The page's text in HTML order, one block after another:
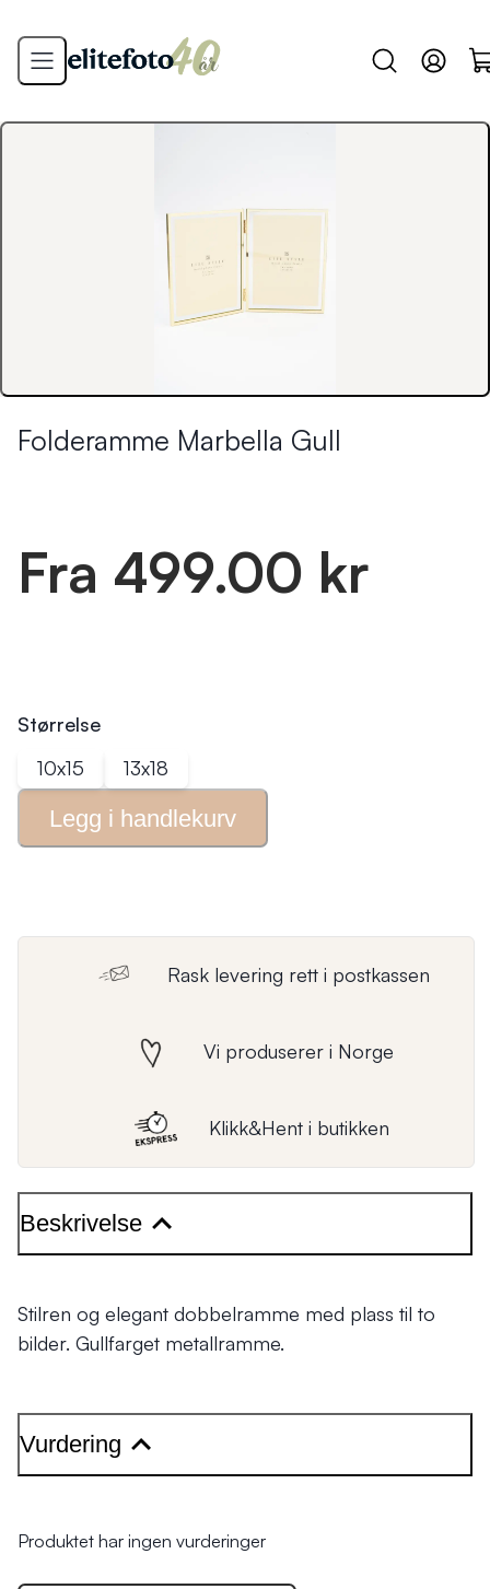
Folderamme Marbella Gull
Fra 499.00 kr
Størrelse
10x15
13x18
Legg i handlekurv
Rask levering rett i postkassen
Vi produserer i Norge
Klikk&Hent i butikken
Beskrivelse
Stilren og elegant dobbelramme med plass til to
bilder. Gullfarget metallramme.
Vurdering
Produktet har ingen vurderinger